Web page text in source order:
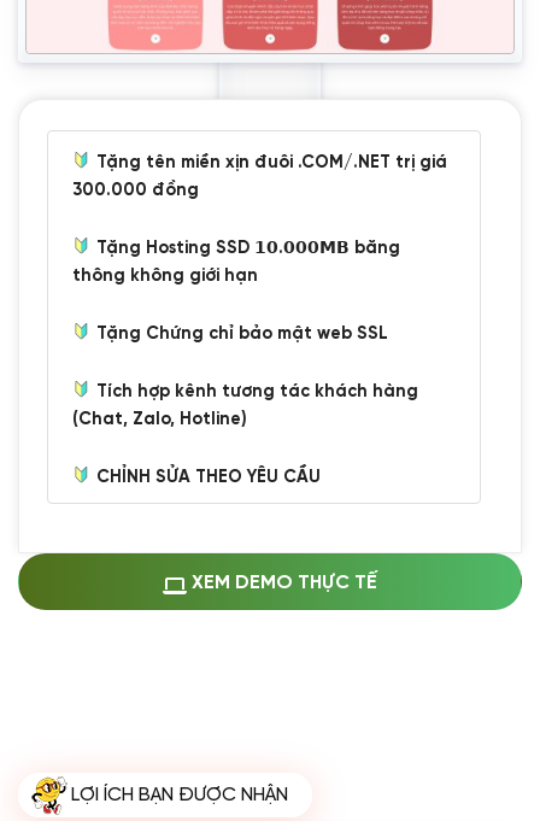
Tặng tên miền xịn đuôi .COM/.NET trị giá
300.000 đồng
Tặng Hosting SSD 𝟭𝟬.𝟬𝟬𝟬𝗠𝗕 băng
thông không giới hạn
Tặng Chứng chỉ bảo mật web SSL
Tích hợp kênh tương tác khách hàng
(Chat, Zalo, Hotline)
CHỈNH SỬA THEO YÊU CẦU
Thay logo + thông tin doanh nghiệp
(+100.000 VND)
(+200.000 VND)
XEM DEMO THỰC TẾ
LỢI ÍCH BẠN ĐƯỢC NHẬN